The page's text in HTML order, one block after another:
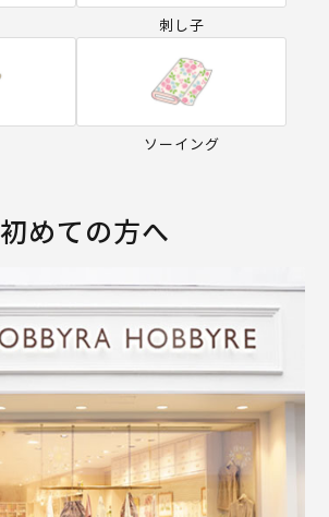
刺し子
ソーイング
初めての方へ